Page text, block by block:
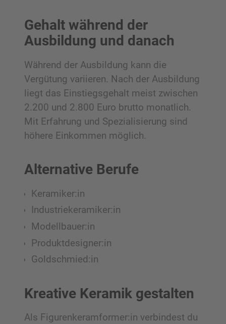
Gehalt während der
Ausbildung und danach
Während der Ausbildung kann die
Vergütung variieren. Nach der Ausbildung
liegt das Einstiegsgehalt meist zwischen
2.200 und 2.800 Euro brutto monatlich.
Mit Erfahrung und Spezialisierung sind
höhere Einkommen möglich.
Alternative Berufe
Keramiker:in
Industriekeramiker:in
Modellbauer:in
Produktdesigner:in
Goldschmied:in
Kreative Keramik gestalten
Als Figurenkeramformer:in verbindest du